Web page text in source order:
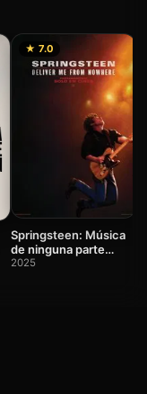
★ 7.0
Springsteen: Música
de ninguna parte
(2025)
2025